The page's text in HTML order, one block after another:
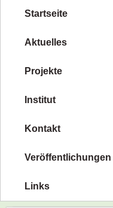
Zum
springen
Startseite
Aktuelles
Projekte
Institut
Kontakt
Veröffentlichungen
Links